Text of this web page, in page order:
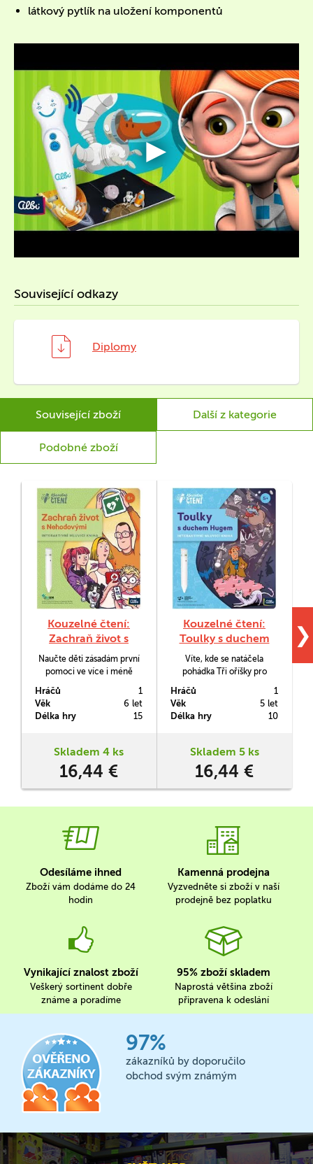
látkový pytlík na uložení komponentů
Související odkazy
Diplomy
Související zboží Další z kategorie
Podobné zboží
Kouzelné čtení:
Zachraň život s
Nehodovými (kniha)
Naučte děti zásadám první
pomoci ve více i méně
prostřednictvím
dobrodružných příběhů
jedné rodinky. Nehodovi
v malíčku a o své
Díky knize Zachraň život
Hráčů
1
Věk
6 let
Délka hry
15
Skladem 4 ks
16,44 €
Kouzelné čtení:
Toulky s duchem
Hugem (kniha)
Víte, kde se natáčela
pohádka Tři oříšky pro
hradě měl stát skokanský
můstek? Vydejte se
objevovat české hrady
kniha Toulky s duchem
čtení je určena dětem od 5
Hráčů
1
Věk
5 let
Délka hry
10
Skladem 5 ks
16,44 €
❯
Odesíláme ihned
Zboží vám dodáme do 24
hodin
Kamenná prodejna
Vyzvedněte si zboží v naší
prodejně bez poplatku
Vynikající znalost zboží
Veškerý sortinent dobře
známe a poradíme
95% zboží skladem
Naprostá většina zboží
připravena k odeslání
97%
zákazníků by doporučilo
obchod svým známým